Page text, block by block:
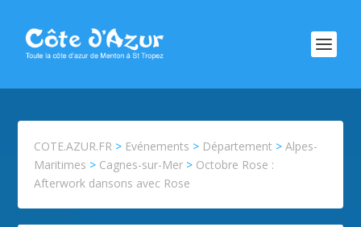
COTE.AZUR.FR > Evénements > Département >Alpes-
Maritimes > Cagnes-sur-Mer > Octobre Rose :
Afterwork dansons avec Rose